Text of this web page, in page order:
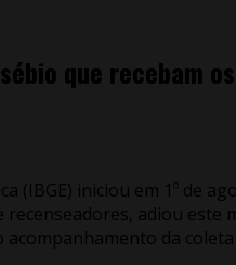
que recebam
(IBGE) iniciou em 1º de
adiou
da